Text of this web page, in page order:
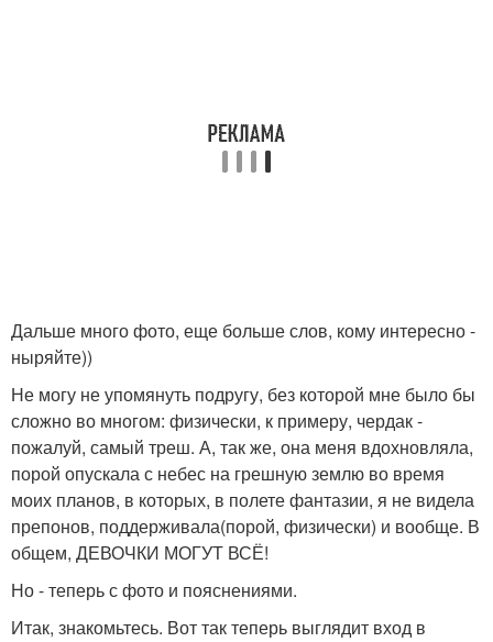
Дальше много фото, еще больше слов, кому интересно -
ныряйте))
Не могу не упомянуть подругу, без которой мне было бы
сложно во многом: физически, к примеру, чердак -
пожалуй, самый треш. А, так же, она меня вдохновляла,
порой опускала с небес на грешную землю во время
моих планов, в которых, в полете фантазии, я не видела
препонов, поддерживала(порой, физически) и вообще. В
общем, ДЕВОЧКИ МОГУТ ВСЁ!
Но - теперь с фото и пояснениями.
Итак, знакомьтесь. Вот так теперь выглядит вход в